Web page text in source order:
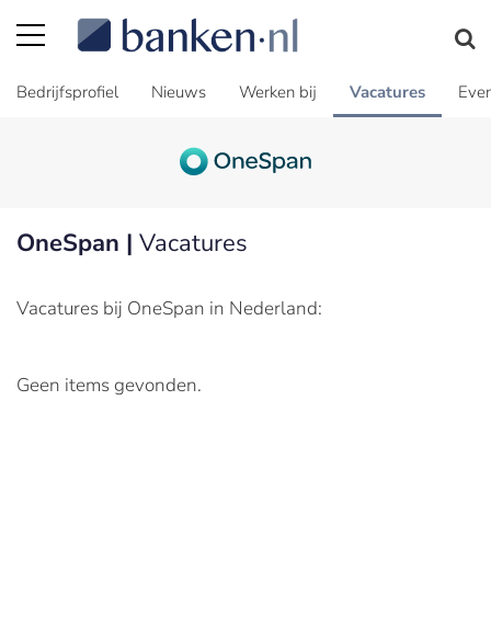
Bedrijfsprofiel Nieuws Werken bij Vacatures
OneSpan | Vacatures
Vacatures bij OneSpan in Nederland:
Geen items gevonden.